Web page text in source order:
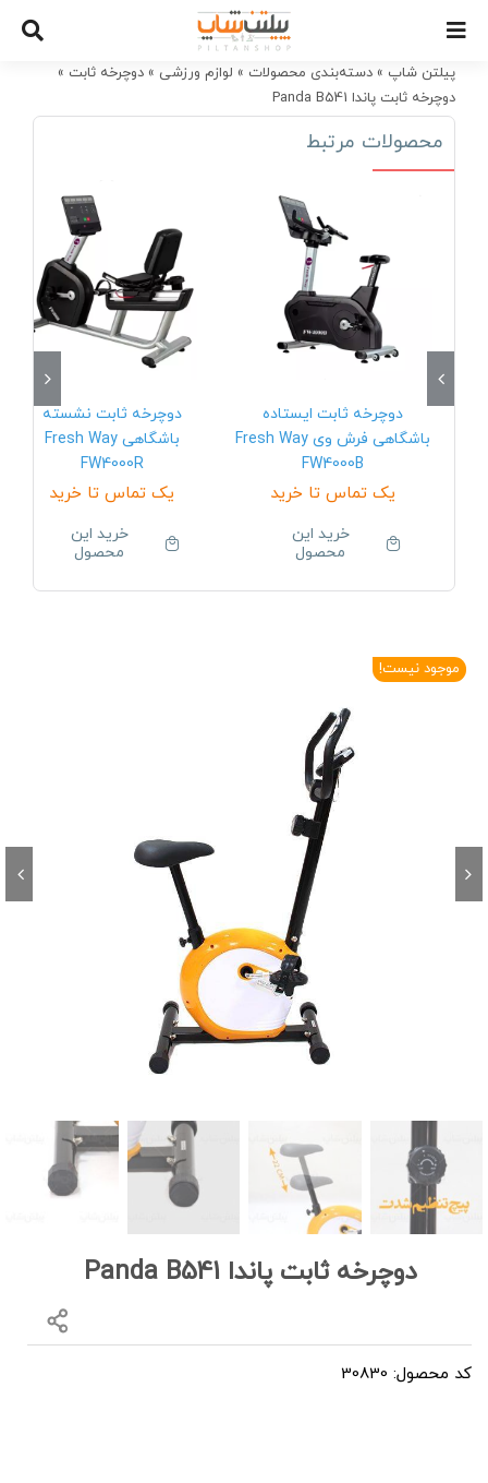
contentپیلتن شاپ » دسته‌بندی محصولات » لوازم ورزشی » دوچرخه ثابت »
دوچرخه ثابت پاندا Panda B541
محصولات مرتبط
دوچرخه ثابت ایستاده
باشگاهی فرش وی Fresh Way
FW4000B
یک تماس تا خرید
خرید این
محصول
دوچرخه ثابت نشسته
باشگاهی Fresh Way
FW4000R
یک تماس تا خرید
خرید این
محصول
موجود نیست!
دوچرخه ثابت پاندا Panda B541
کد محصول: 30830